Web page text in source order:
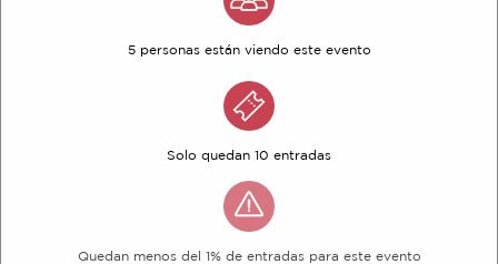
5 personas están viendo este evento
Solo quedan 10 entradas
Quedan menos del 1% de entradas para este evento